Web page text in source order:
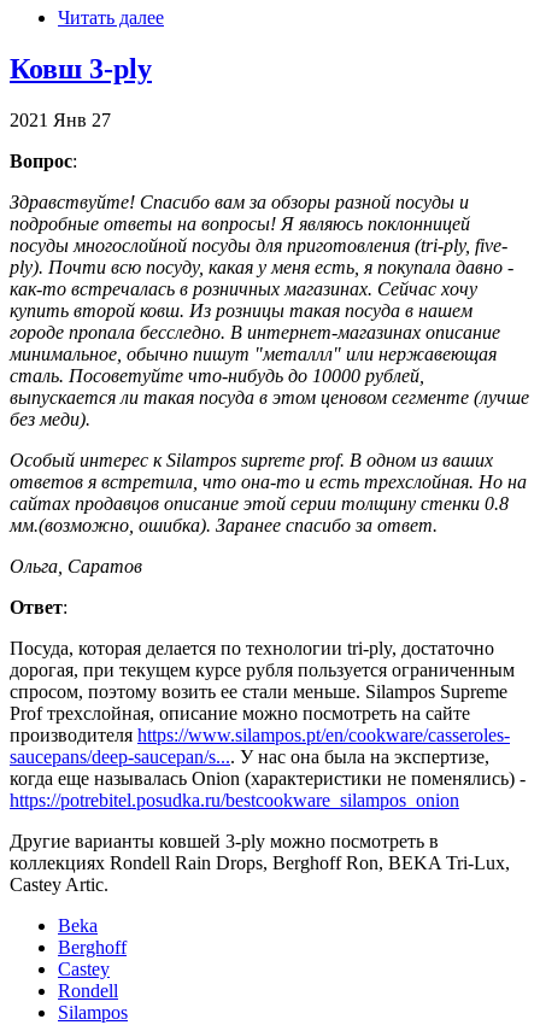
Читать далее
Ковш 3-ply
2021 Янв 27
Вопрос:
Здравствуйте! Спасибо вам за обзоры разной посуды и
подробные ответы на вопросы! Я являюсь поклонницей
посуды многослойной посуды для приготовления (tri-ply, five-
ply). Почти всю посуду, какая у меня есть, я покупала давно -
как-то встречалась в розничных магазинах. Сейчас хочу
купить второй ковш. Из розницы такая посуда в нашем
городе пропала бесследно. В интернет-магазинах описание
минимальное, обычно пишут "металлл" или нержавеющая
сталь. Посоветуйте что-нибудь до 10000 рублей,
выпускается ли такая посуда в этом ценовом сегменте (лучше
без меди).
Особый интерес к Silampos supreme prof. В одном из ваших
ответов я встретила, что она-то и есть трехслойная. Но на
сайтах продавцов описание этой серии толщину стенки 0.8
мм.(возможно, ошибка). Заранее спасибо за ответ.
Ольга, Саратов
Ответ:
Посуда, которая делается по технологии tri-ply, достаточно
дорогая, при текущем курсе рубля пользуется ограниченным
спросом, поэтому возить ее стали меньше. Silampos Supreme
Prof трехслойная, описание можно посмотреть на сайте
производителя https://www.silampos.pt/en/cookware/casseroles-
saucepans/deep-saucepan/s.... У нас она была на экспертизе,
когда еще называлась Onion (характеристики не поменялись) -
https://potrebitel.posudka.ru/bestcookware_silampos_onion
Другие варианты ковшей 3-ply можно посмотреть в
коллекциях Rondell Rain Drops, Berghoff Ron, BEKA Tri-Lux,
Castey Artic.
Beka
Berghoff
Castey
Rondell
Silampos